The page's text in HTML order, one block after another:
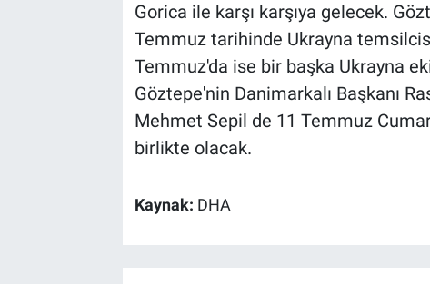
Gorica ile karşı karşıya gelecek.
Temmuz tarihinde Ukrayna
Temmuz'da ise bir başka Ukrayna
Göztepe'nin Danimarkalı Başkanı
Mehmet Sepil de 11 Temmuz
birlikte olacak.
Kaynak: DHA